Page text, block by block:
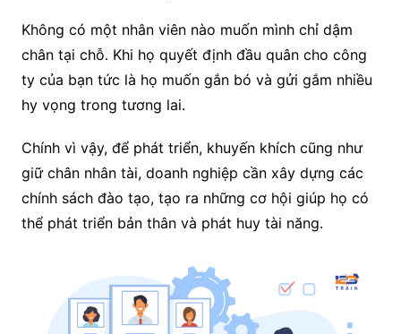
Không có một nhân viên nào muốn mình chỉ dậm
chân tại chỗ. Khi họ quyết định đầu quân cho công
ty của bạn tức là họ muốn gắn bó và gửi gắm nhiều
hy vọng trong tương lai.
Chính vì vậy, để phát triển, khuyến khích cũng như
giữ chân nhân tài, doanh nghiệp cần xây dựng các
chính sách đào tạo, tạo ra những cơ hội giúp họ có
thể phát triển bản thân và phát huy tài năng.